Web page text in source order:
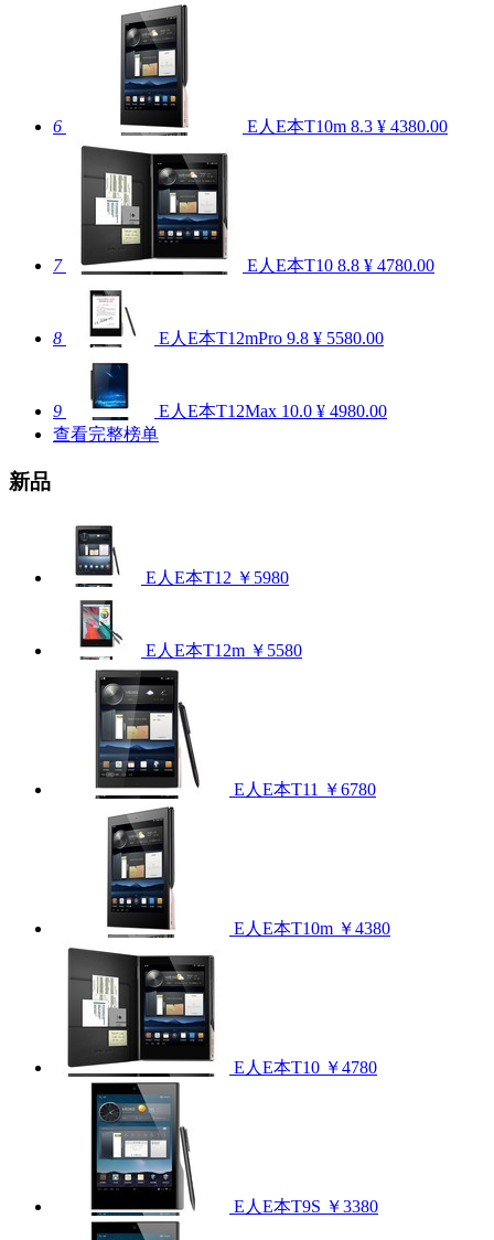
6 E人E本T10m 8.3 ¥ 4380.00
7 E人E本T10 8.8 ¥ 4780.00
8 E人E本T12mPro 9.8 ¥ 5580.00
9 E人E本T12Max 10.0 ¥ 4980.00
查看完整榜单
新品
E人E本T12 ￥5980
E人E本T12m ￥5580
E人E本T11 ￥6780
E人E本T10m ￥4380
E人E本T10 ￥4780
E人E本T9S ￥3380